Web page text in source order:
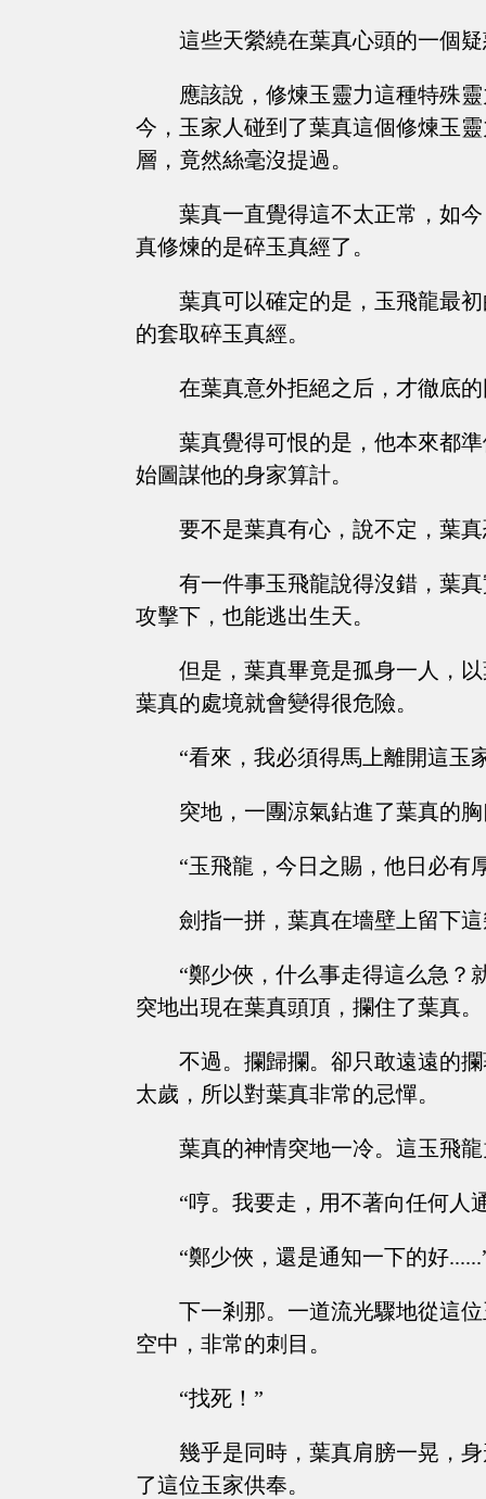
這些天縈繞在葉真心頭的一個
應該說，修煉玉靈力這種特殊
今，玉家人碰到了葉真這個修煉玉
層，竟然絲毫沒提過。
葉真一直覺得這不太正常，如
真修煉的是碎玉真經了。
葉真可以確定的是，玉飛龍最
的套取碎玉真經。
在葉真意外拒絕之后，才徹底
葉真覺得可恨的是，他本來都
始圖謀他的身家算計。
要不是葉真有心，說不定，葉
有一件事玉飛龍說得沒錯，葉
攻擊下，也能逃出生天。
但是，葉真畢竟是孤身一人，
葉真的處境就會變得很危險。
“看來，我必須得馬上離開這玉
突地，一團涼氣鉆進了葉真的
“玉飛龍，今日之賜，他日必有
劍指一拼，葉真在墻壁上留下
“鄭少俠，什么事走得這么急？
突地出現在葉真頭頂，攔住了葉真。
不過。攔歸攔。卻只敢遠遠的
太歲，所以對葉真非常的忌憚。
葉真的神情突地一冷。這玉飛
“哼。我要走，用不著向任何人
“鄭少俠，還是通知一下的好
下一剎那。一道流光驟地從這
空中，非常的刺目。
“找死！”
幾乎是同時，葉真肩膀一晃，
了這位玉家供奉。